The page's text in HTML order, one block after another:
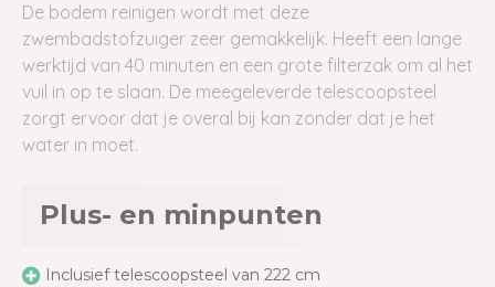
De bodem reinigen wordt met deze
zwembadstofzuiger zeer gemakkelijk. Heeft een lange
werktijd van 40 minuten en een grote filterzak om al het
vuil in op te slaan. De meegeleverde telescoopsteel
zorgt ervoor dat je overal bij kan zonder dat je het
water in moet.
Plus- en minpunten
Inclusief telescoopsteel van 222 cm